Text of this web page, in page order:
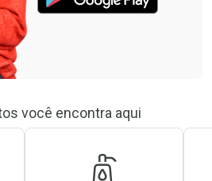
você encontra aqui